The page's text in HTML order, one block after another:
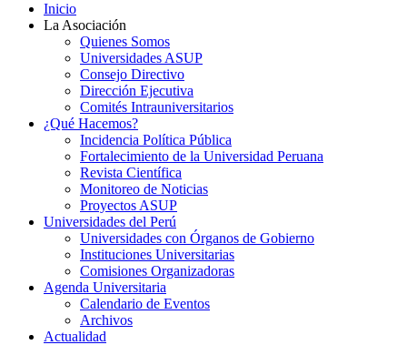
Inicio
La Asociación
Quienes Somos
Universidades ASUP
Consejo Directivo
Dirección Ejecutiva
Comités Intrauniversitarios
¿Qué Hacemos?
Incidencia Política Pública
Fortalecimiento de la Universidad Peruana
Revista Científica
Monitoreo de Noticias
Proyectos ASUP
Universidades del Perú
Universidades con Órganos de Gobierno
Instituciones Universitarias
Comisiones Organizadoras
Agenda Universitaria
Calendario de Eventos
Archivos
Actualidad